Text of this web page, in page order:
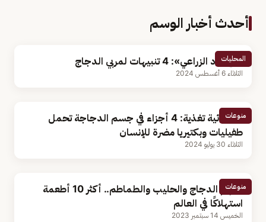
أحدث أخبار الوسم
المحليات
«الإرشاد الزراعي»: 4 تنبيهات لمربي الدجاج
الثلاثاء 6 أغسطس 2024
منوعات
أخصائية تغذية: 4 أجزاء في جسم الدجاجة تحمل
طفيليات وبكتيريا مضرة للإنسان
الثلاثاء 30 يوليو 2024
منوعات
بينهم الدجاج والحليب والطماطم.. أكثر 10 أطعمة
استهلاكًا في العالم
الخميس 14 سبتمبر 2023